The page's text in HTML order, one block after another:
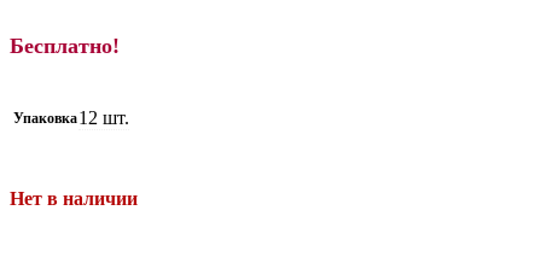
Бесплатно!
Упаковка12 шт.
Нет в наличии